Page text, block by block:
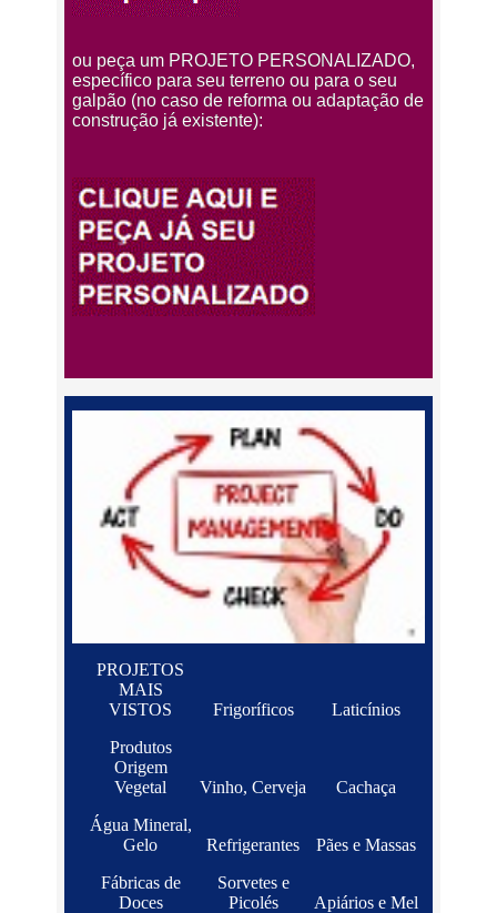
ou peça um PROJETO PERSONALIZADO,
específico para seu terreno ou para o seu
galpão (no caso de reforma ou adaptação de
construção já existente):
PROJETOS
MAIS
VISTOS
Frigoríficos
Laticínios
Produtos
Origem
Vegetal
Vinho, Cerveja
Cachaça
Água Mineral,
Gelo
Refrigerantes
Pães e Massas
Fábricas de
Doces
Sorvetes e
Picolés
Apiários e Mel